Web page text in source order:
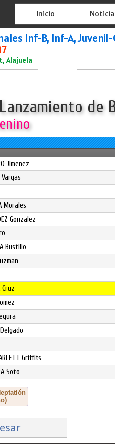
Inicio
Inf-B, Inf-A, Juvenil-
Alajuela
de
Jimenez
Vargas
Morales
Gonzalez
Bustillo
Cruz
Griffits
Soto